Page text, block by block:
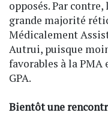
opposés. Par
grande majorité
Médicalement
Autrui, puisque
favorables à la PMA
GPA.
Bientôt une